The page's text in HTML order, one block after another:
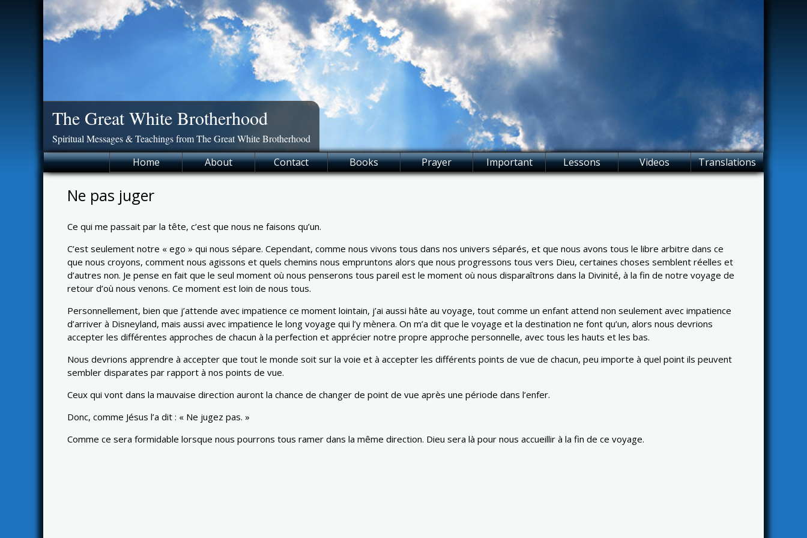
The Great White Brotherhood
Spiritual Messages & Teachings from The Great White Brotherhood
Home About Contact Books Prayer Important Lessons Videos Translations
Ne pas juger
Ce qui me passait par la tête, c’est que nous ne faisons qu’un.
C’est seulement notre « ego » qui nous sépare. Cependant, comme nous vivons tous dans nos univers séparés, et que nous avons tous le libre arbitre dans ce
que nous croyons, comment nous agissons et quels chemins nous empruntons alors que nous progressons tous vers Dieu, certaines choses semblent réelles et
d’autres non. Je pense en fait que le seul moment où nous penserons tous pareil est le moment où nous disparaîtrons dans la Divinité, à la fin de notre voyage de
retour d’où nous venons. Ce moment est loin de nous tous.
Personnellement, bien que j’attende avec impatience ce moment lointain, j’ai aussi hâte au voyage, tout comme un enfant attend non seulement avec impatience
d’arriver à Disneyland, mais aussi avec impatience le long voyage qui l’y mènera. On m’a dit que le voyage et la destination ne font qu’un, alors nous devrions
accepter les différentes approches de chacun à la perfection et apprécier notre propre approche personnelle, avec tous les hauts et les bas.
Nous devrions apprendre à accepter que tout le monde soit sur la voie et à accepter les différents points de vue de chacun, peu importe à quel point ils peuvent
sembler disparates par rapport à nos points de vue.
Ceux qui vont dans la mauvaise direction auront la chance de changer de point de vue après une période dans l’enfer.
Donc, comme Jésus l’a dit : « Ne jugez pas. »
Comme ce sera formidable lorsque nous pourrons tous ramer dans la même direction. Dieu sera là pour nous accueillir à la fin de ce voyage.